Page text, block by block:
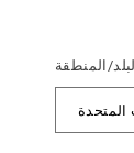
البلد/المنطقة